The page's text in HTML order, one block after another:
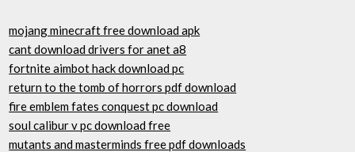
mojang minecraft free download apk
cant download drivers for anet a8
fortnite aimbot hack download pc
return to the tomb of horrors pdf download
fire emblem fates conquest pc download
soul calibur v pc download free
mutants and masterminds free pdf downloads